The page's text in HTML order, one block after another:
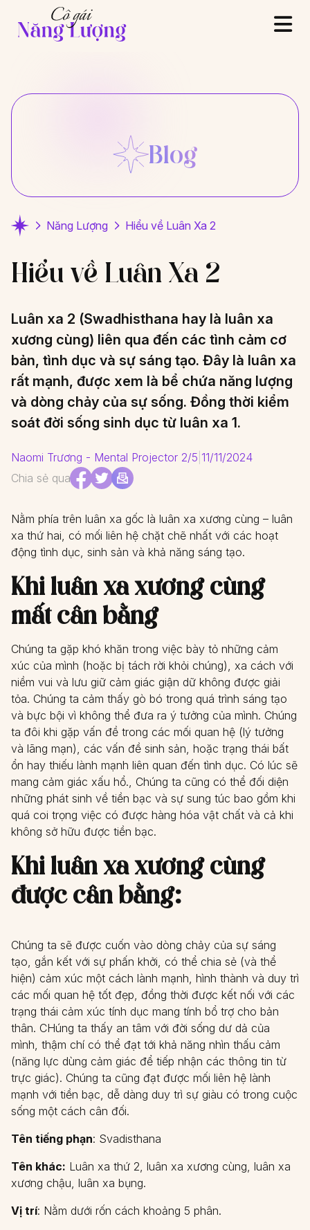
Blog
Năng Lượng Hiểu về Luân Xa 2
Hiểu về Luân Xa 2
Luân xa 2 (Swadhisthana hay là luân xa
xương cùng) liên qua đến các tình cảm cơ
bản, tình dục và sự sáng tạo. Đây là luân xa
rất mạnh, được xem là bể chứa năng lượng
và dòng chảy của sự sống. Đồng thời kiểm
soát đời sống sinh dục từ luân xa 1.
Naomi Trương - Mental Projector 2/5 11/11/2024
Chia sẻ qua
Nằm phía trên luân xa gốc là luân xa xương cùng – luân
xa thứ hai, có mối liên hệ chặt chẽ nhất với các hoạt
động tình dục, sinh sản và khả năng sáng tạo.
Khi luân xa xương cùng
mất cân bằng
Chúng ta gặp khó khăn trong việc bày tỏ những cảm
xúc của mình (hoặc bị tách rời khỏi chúng), xa cách với
niềm vui và lưu giữ cảm giác giận dữ không được giải
tỏa. Chúng ta cảm thấy gò bó trong quá trình sáng tạo
và bực bội vì không thể đưa ra ý tưởng của mình. Chúng
ta đôi khi gặp vấn đề trong các mối quan hệ (lý tưởng
và lãng mạn), các vấn đề sinh sản, hoặc trạng thái bất
ổn hay thiếu lành mạnh liên quan đến tình dục. Có lúc sẽ
mang cảm giác xấu hổ., Chúng ta cũng có thể đối diện
những phát sinh về tiền bạc và sự sung túc bao gồm khi
quá coi trọng việc có được hàng hóa vật chất và cả khi
không sở hữu được tiền bạc.
Khi luân xa xương cùng
được cân bằng:
Chúng ta sẽ được cuốn vào dòng chảy của sự sáng
tạo, gắn kết với sự phấn khởi, có thể chia sẻ (và thể
hiện) cảm xúc một cách lành mạnh, hình thành và duy trì
các mối quan hệ tốt đẹp, đồng thời được kết nối với các
trạng thái cảm xúc tính dục mang tính bổ trợ cho bản
thân. CHúng ta thấy an tâm với đời sống dư dả của
mình, thậm chí có thể đạt tới khả năng nhìn thấu cảm
(năng lực dùng cảm giác để tiếp nhận các thông tin từ
trực giác). Chúng ta cũng đạt được mối liên hệ lành
mạnh với tiền bạc, dễ dàng duy trì sự giàu có trong cuộc
sống một cách cân đối.
Tên tiếng phạn: Svadisthana
Tên khác: Luân xa thứ 2, luân xa xương cùng, luân xa
xương chậu, luân xa bụng.
Vị trí: Nằm dưới rốn cách khoảng 5 phân.